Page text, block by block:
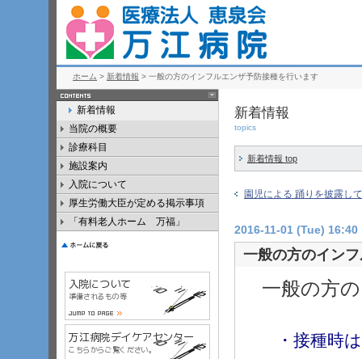
ホーム > 新着情報 > 一般の方のインフルエンザ予防接種を行います
新着情報
topics
新着情報 top
園児による 踊りを披露し
2016-11-01 (Tue) 16:40
一般の方のイン
一般の方の
・接種時は
新着情報
当院の概要
診療科目
施設案内
入院について
厚生労働大臣が定める掲示事項
「有料老人ホーム 万福」